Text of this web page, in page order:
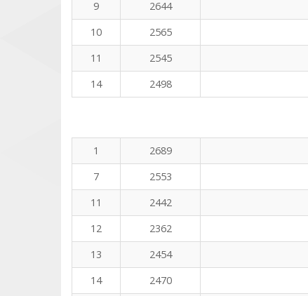
9
2644
10
2565
11
2545
14
2498
1
2689
7
2553
11
2442
12
2362
13
2454
14
2470